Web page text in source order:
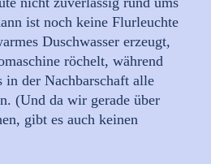
ist noch keine Flurleuchte
Duschwasser erzeugt,
röchelt, während
der Nachbarschaft alle
(Und da wir gerade über
gibt es auch keinen